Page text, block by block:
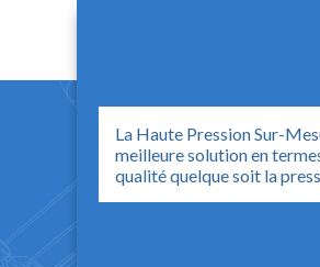
La Haute Pression Sur-
meilleure solution en
qualité quelque soit la